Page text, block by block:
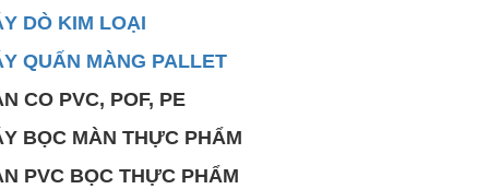
DÒ KIM LOẠI
QUẤN MÀNG PALLET
CO PVC, POF, PE
BỌC MÀN THỰC PHẨM
PVC BỌC THỰC PHẨM